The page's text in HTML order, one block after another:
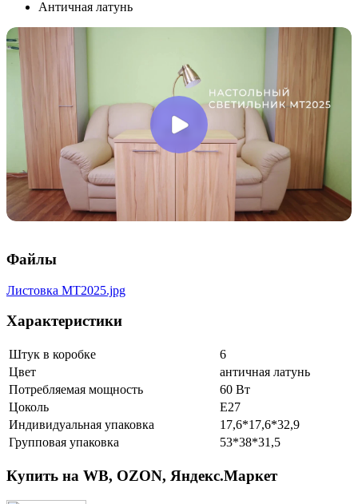
Античная латунь
Файлы
Листовка MT2025.jpg
Характеристики
Штук в коробке
6
Цвет
античная латунь
Потребляемая мощность
60 Вт
Цоколь
Е27
Индивидуальная упаковка
17,6*17,6*32,9
Групповая упаковка
53*38*31,5
Купить на WB, OZON, Яндекс.Маркет